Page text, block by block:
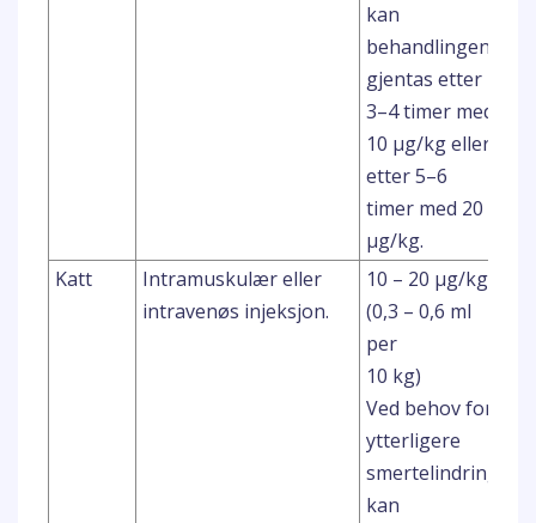
kan
behandlingen
gjentas etter
3–4 timer med
10 μg/kg eller
etter 5–6
timer med 20
μg/kg.
Katt
Intramuskulær eller
intravenøs injeksjon.
10 – 20 μg/kg
(0,3 – 0,6 ml
per
10 kg)
Ved behov for
ytterligere
smertelindring
kan